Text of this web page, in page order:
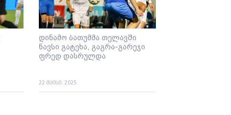
დინამო ბათუმმა თელავში
ნავსი გატეხა, გაგრა-გარეჯი
ფრედ დასრულდა
22 მაისი. 2025